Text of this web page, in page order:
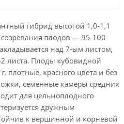
гибрид высотой 1,0-1,1
плодов — 95-100
над 7-ым листом,
листа. Плоды кубовидной
плотные, красного цвета и без
семенные камеры средних
для цельноплодного
дружным
к вершинной и корневой